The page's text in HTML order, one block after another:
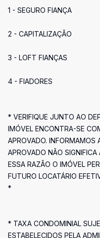
1 - SEGURO FIANÇA
2 - CAPITALIZAÇÃO
3 - LOFT FIANÇAS
4 - FIADORES
* VERIFIQUE JUNTO AO
IMÓVEL ENCONTRA-SE
APROVADO. INFORMAMOS
APROVADO NÃO
ESSA RAZÃO O IMÓVEL
FUTURO LOCATÁRIO
*
* TAXA CONDOMINIAL
ESTABELECIDOS PELA